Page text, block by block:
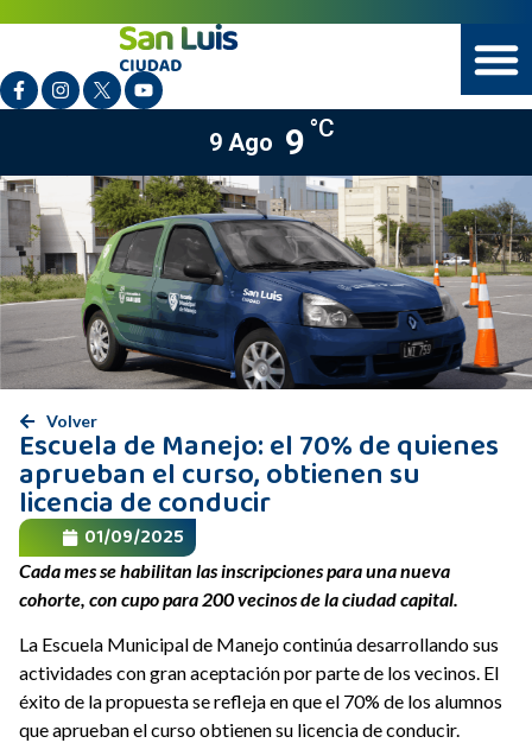
9 Ago 9 °C
Volver
Escuela de Manejo: el 70% de quienes
aprueban el curso, obtienen su
licencia de conducir
01/09/2025
Cada mes se habilitan las inscripciones para una nueva
cohorte, con cupo para 200 vecinos de la ciudad capital.
La Escuela Municipal de Manejo continúa desarrollando sus
actividades con gran aceptación por parte de los vecinos. El
éxito de la propuesta se refleja en que el 70% de los alumnos
que aprueban el curso obtienen su licencia de conducir.